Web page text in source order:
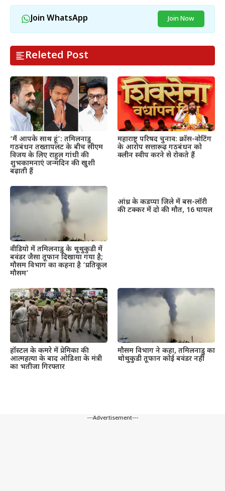
Join WhatsApp Join Now
Releted Post
‘मैं आपके साथ हूं’: तमिलनाडु
गठबंधन तख्तापलट के बीच सीएम
विजय के लिए राहुल गांधी की
शुभकामनाएं जन्मदिन की खुशी
बढ़ाती हैं
महाराष्ट्र परिषद चुनाव: क्रॉस-वोटिंग
के आरोप सत्तारूढ़ गठबंधन को
क्लीन स्वीप करने से रोकते हैं
वीडियो में तमिलनाडु के थूथुकुडी में
बवंडर जैसा तूफान दिखाया गया है;
मौसम विभाग का कहना है ‘प्रतिकूल
मौसम’
आंध्र के कडप्पा जिले में बस-लॉरी
की टक्कर में दो की मौत, 16 घायल
हॉस्टल के कमरे में प्रेमिका की
आत्महत्या के बाद ओडिशा के मंत्री
का भतीजा गिरफ्तार
मौसम विभाग ने कहा, तमिलनाडु का
थोथुकुडी तूफान कोई बवंडर नहीं
---Advertisement---